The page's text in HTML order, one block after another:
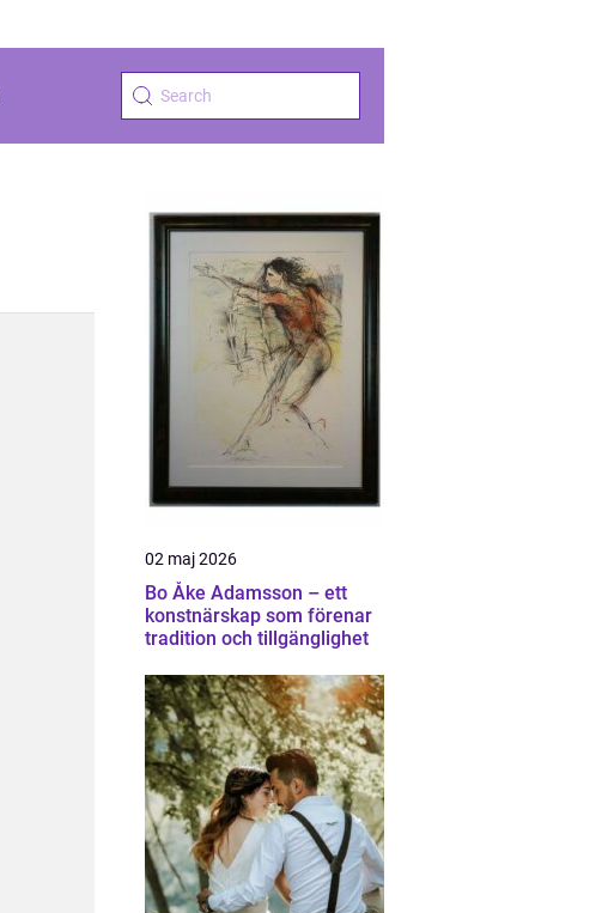
02 maj 2026
Bo Åke Adamsson – ett
konstnärskap som förenar
tradition och tillgänglighet